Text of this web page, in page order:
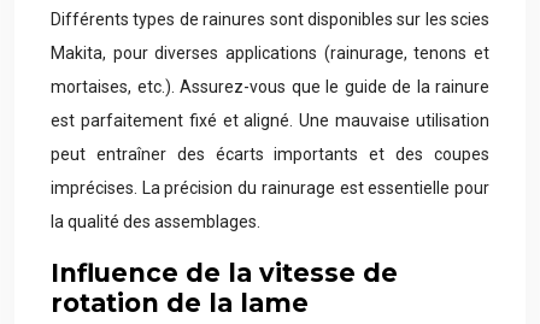
Différents types de rainures sont disponibles sur les scies
Makita, pour diverses applications (rainurage, tenons et
mortaises, etc.). Assurez-vous que le guide de la rainure
est parfaitement fixé et aligné. Une mauvaise utilisation
peut entraîner des écarts importants et des coupes
imprécises. La précision du rainurage est essentielle pour
la qualité des assemblages.
Influence de la vitesse de
rotation de la lame